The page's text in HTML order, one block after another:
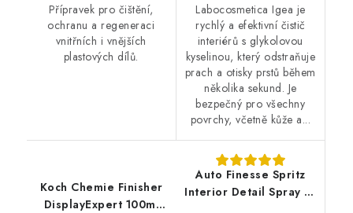
Přípravek pro čištění,
ochranu a regeneraci
vnitřních i vnějších
plastových dílů.
Labocosmetica Igea je
rychlý a efektivní čistič
interiérů s glykolovou
kyselinou, který odstraňuje
prach a otisky prstů během
několika sekund. Je
bezpečný pro všechny
povrchy, včetně kůže a...
Koch Chemie Finisher
DisplayExpert 100ml
Auto Finesse Spritz
Interior Detail Spray 1L